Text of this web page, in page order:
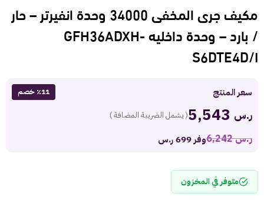
مكيف جرى المخفى 34000 وحدة انفيرتر – حار
/ بارد – وحدة داخليه GFH36ADXH-
S6DTE4D/I
سعر المنتج ٪11 خصم
ر.س ( يشمل الضريبة المضافة )
ر.س6,242 وفر 699 ر.س
متوفر في المخزون